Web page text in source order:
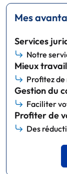
Mes
Services
Notre
Mieux
Profitez
Gestion du
Faciliter
Profiter de
Des